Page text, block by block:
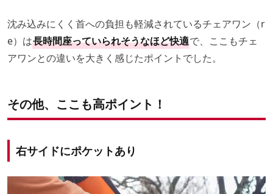
沈み込みにくく首への負担も軽減されているチェアワン（r
e）は長時間座っていられそうなほど快適で、ここもチェ
アワンとの違いを大きく感じたポイントでした。
その他、ここも高ポイント！
右サイドにポケットあり